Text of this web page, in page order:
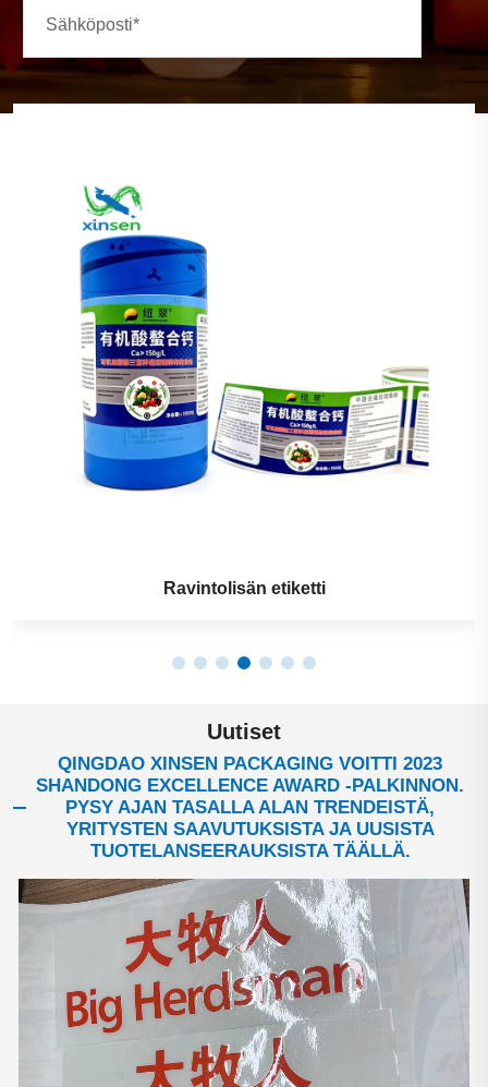
MUKAINEN. PYSY EDELLÄ UUSIMPIEN
LIIMARATKAISUJEMME PARISSA.
Paloturvallisuusmerkki
Uutiset
QINGDAO XINSEN PACKAGING VOITTI 2023
SHANDONG EXCELLENCE AWARD -PALKINNON.
PYSY AJAN TASALLA ALAN TRENDEISTÄ,
YRITYSTEN SAAVUTUKSISTA JA UUSISTA
TUOTELANSEERAUKSISTA TÄÄLLÄ.